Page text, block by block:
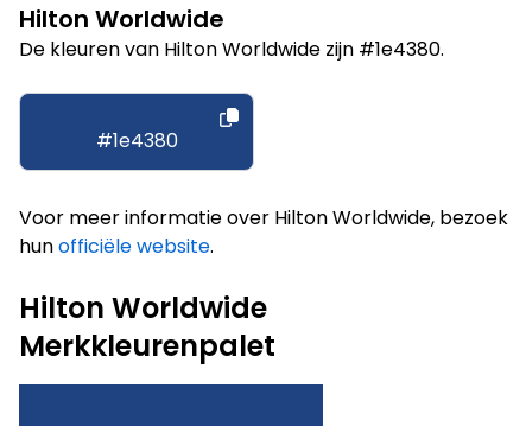
Hilton Worldwide
De kleuren van Hilton Worldwide zijn #1e4380.
#1e4380
Voor meer informatie over Hilton Worldwide, bezoek
hunofficiële website.
Hilton Worldwide
Merkkleurenpalet